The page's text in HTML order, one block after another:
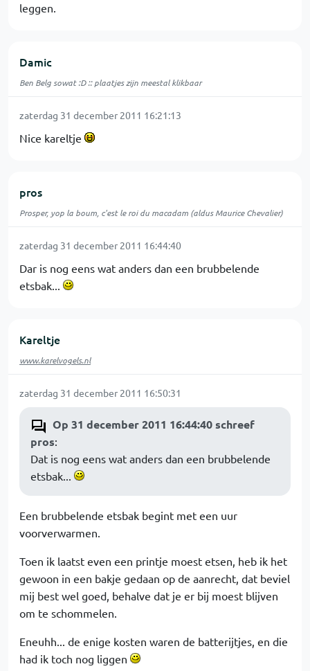
leggen.
Damic
Ben Belg sowat :D :: plaatjes zijn meestal klikbaar
zaterdag 31 december 2011 16:21:13
Nice kareltje
pros
Prosper, yop la boum, c'est le roi du macadam (aldus Maurice Chevalier)
zaterdag 31 december 2011 16:44:40
Dar is nog eens wat anders dan een brubbelende
etsbak...
Kareltje
www.karelvogels.nl
zaterdag 31 december 2011 16:50:31
Op 31 december 2011 16:44:40 schreef
pros:
Dat is nog eens wat anders dan een brubbelende
etsbak...
Een brubbelende etsbak begint met een uur
voorverwarmen.
Toen ik laatst even een printje moest etsen, heb ik het
gewoon in een bakje gedaan op de aanrecht, dat beviel
mij best wel goed, behalve dat je er bij moest blijven
om te schommelen.
Eneuhh... de enige kosten waren de batterijtjes, en die
had ik toch nog liggen